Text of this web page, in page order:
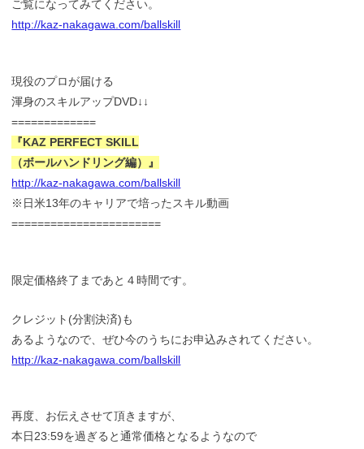
ご覧になってみてください。
http://kaz-nakagawa.com/ballskill
現役のプロが届ける
渾身のスキルアップDVD↓↓
=============
『KAZ PERFECT SKILL
（ボールハンドリング編）』
http://kaz-nakagawa.com/ballskill
※日米13年のキャリアで培ったスキル動画
=======================
限定価格終了まであと４時間です。
クレジット(分割決済)も
あるようなので、ぜひ今のうちにお申込みされてください。
http://kaz-nakagawa.com/ballskill
再度、お伝えさせて頂きますが、
本日23:59を過ぎると通常価格となるようなので